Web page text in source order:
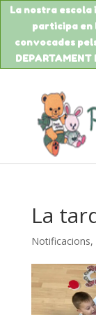
La nostra
participa en
convocades
DEPARTAMENT
La
Notificacions,